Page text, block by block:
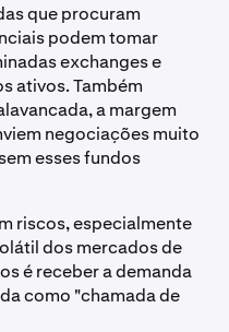
que procuram
podem tomar
exchanges e
ativos. Também
a margem
negociações muito
esses fundos
riscos, especialmente
dos mercados de
é receber a demanda
como "chamada de